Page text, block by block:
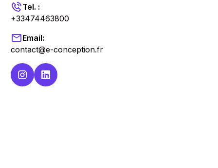
Tel. :
+33474463800
Email:
contact@e-conception.fr